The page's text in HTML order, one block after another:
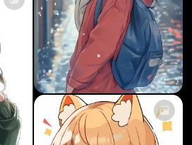
Cargando...